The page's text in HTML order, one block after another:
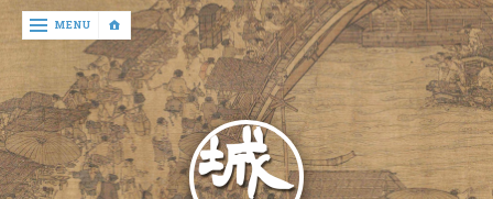
‹
return

文
章
MENU